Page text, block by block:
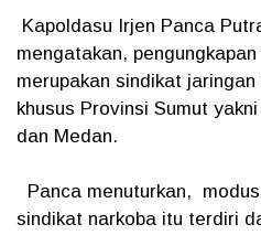
Kapoldasu Irjen Panca
mengatakan,
merupakan sindikat
khusus Provinsi Sumut
dan Medan.
Panca menuturkan,
sindikat narkoba itu terdiri